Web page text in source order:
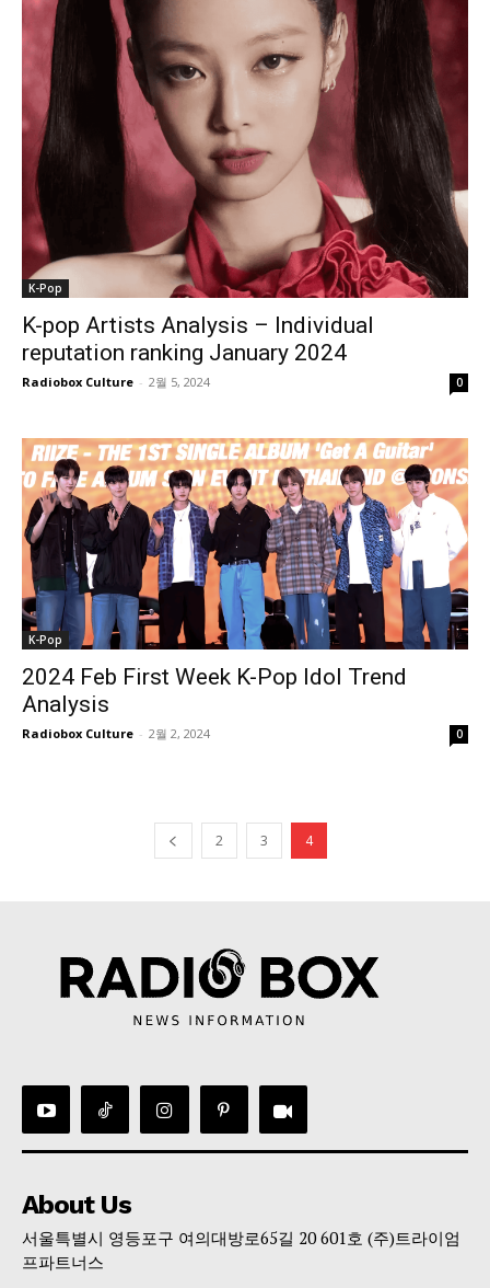
K-Pop
K-pop Artists Analysis – Individual
reputation ranking January 2024
Radiobox Culture - 2월 5, 2024 0
K-Pop
2024 Feb First Week K-Pop Idol Trend
Analysis
Radiobox Culture - 2월 2, 2024 0
2 3 4
About Us
서울특별시 영등포구 여의대방로65길 20 601호 (주)트라이엄
프파트너스